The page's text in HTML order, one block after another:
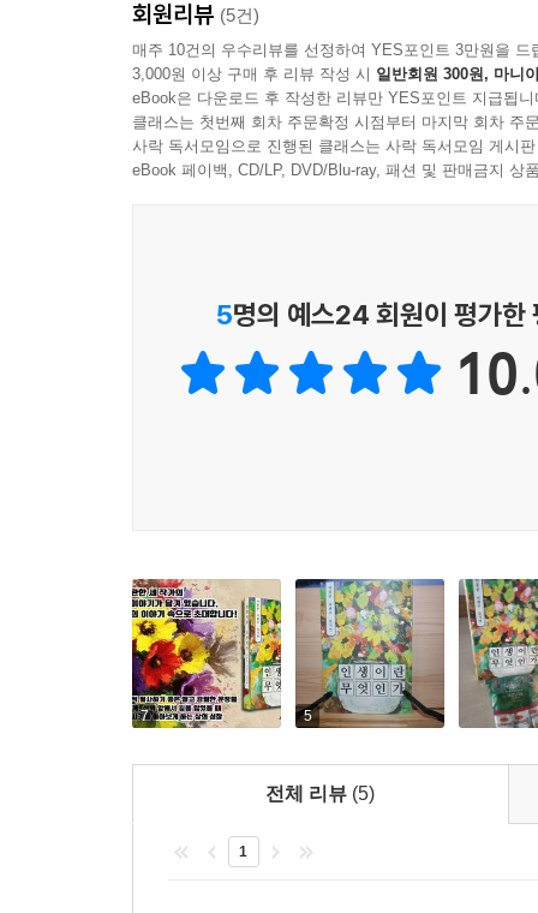
어떤 행동을 할 때의 기반은 생각이고 그렇게 생
되고, 라면을 끓이는 행동을 가져가는 것이다. 우
--- p.69
우리의 삶도 마치 누군가 정해놓은 길을 따르는
인들의 걱정을 한 몸에 받는다. 우리가 병정개미
보는 것이 어떨까? 적절하게 감정을 갈무리하는
--- p.82
우리는 마치 정해진 길이 있는 것처럼 인생에서
--- p.109
똑같은 상황에 있어도 누군가는 기회를 찾지만 다
삶은 발견이 아니라 경험과 배움으로 만들어가
로 거듭나는 것이 삶이다.
찾아가는 길에 하나의 이정표가 만난다. 삶을 되
▶ 인생이란 무엇인가
이홍준_인생은 걸어온 삶의 누적이다. 모두가
남는다. 우리는 인생의 많은 갈림길에서 선택의
김지연_ 인생은 누구나에게 있는 것이고 모두에
공동저서 프로젝트
http://blog.naver.com/sangkac
출판소감문
나이가 한 살 한 살 늘어가며, 어린아이의 눈에
나아가며 그 길이 흙길인지, 눈길인지, 아스팔트
먼저 나아갔기 때문이 아닐까 싶다.
누구나 미숙하고 실수하며 후회를 경험한다. 과
회원리뷰 (5건)
매주 10건의 우수리뷰를 선정하여 YES포인트 3만원을 드
3,000원 이상 구매 후 리뷰 작성 시 일반회원 300원, 마니
eBook은 다운로드 후 작성한 리뷰만 YES포인트 지급됩니
클래스는 첫번째 회차 주문확정 시점부터 마지막 회차 주
사락 독서모임으로 진행된 클래스는 사락 독서모임 게시
eBook 페이백, CD/LP, DVD/Blu-ray, 패션 및 판매금지 상
5명의 예스24 회원이 평가한
7 5
전체 리뷰 (5)
1